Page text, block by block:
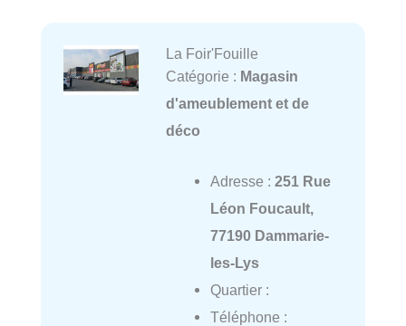
La Foir'Fouille
Catégorie : Magasin
d'ameublement et de
déco
Adresse : 251 Rue
Léon Foucault,
77190 Dammarie-
les-Lys
Quartier :
Téléphone :